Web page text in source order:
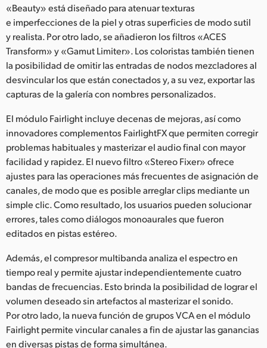
«Beauty» está diseñado para atenuar texturas
e imperfecciones de la piel y otras superficies de modo sutil
y realista. Por otro lado, se añadieron los filtros «ACES
Transform» y «Gamut Limiter». Los coloristas también tienen
la posibilidad de omitir las entradas de nodos mezcladores al
desvincular los que están conectados y, a su vez, exportar las
capturas de la galería con nombres personalizados.
El módulo Fairlight incluye decenas de mejoras, así como
innovadores complementos FairlightFX que permiten corregir
problemas habituales y masterizar el audio final con mayor
facilidad y rapidez. El nuevo filtro «Stereo Fixer» ofrece
ajustes para las operaciones más frecuentes de asignación de
canales, de modo que es posible arreglar clips mediante un
simple clic. Como resultado, los usuarios pueden solucionar
errores, tales como diálogos monoaurales que fueron
editados en pistas estéreo.
Además, el compresor multibanda analiza el espectro en
tiempo real y permite ajustar independientemente cuatro
bandas de frecuencias. Esto brinda la posibilidad de lograr el
volumen deseado sin artefactos al masterizar el sonido.
Por otro lado, la nueva función de grupos VCA en el módulo
Fairlight permite vincular canales a fin de ajustar las ganancias
en diversas pistas de forma simultánea.